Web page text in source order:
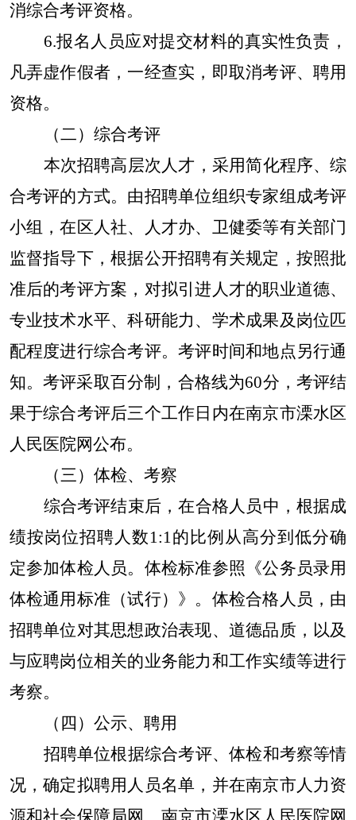
消综合考评资格。
6.报名人员应对提交材料的真实性负责，
凡弄虚作假者，一经查实，即取消考评、聘用
资格。
（二）综合考评
本次招聘高层次人才，采用简化程序、综
合考评的方式。由招聘单位组织专家组成考评
小组，在区人社、人才办、卫健委等有关部门
监督指导下，根据公开招聘有关规定，按照批
准后的考评方案，对拟引进人才的职业道德、
专业技术水平、科研能力、学术成果及岗位匹
配程度进行综合考评。考评时间和地点另行通
知。考评采取百分制，合格线为60分，考评结
果于综合考评后三个工作日内在南京市溧水区
人民医院网公布。
（三）体检、考察
综合考评结束后，在合格人员中，根据成
绩按岗位招聘人数1:1的比例从高分到低分确
定参加体检人员。体检标准参照《公务员录用
体检通用标准（试行）》。体检合格人员，由
招聘单位对其思想政治表现、道德品质，以及
与应聘岗位相关的业务能力和工作实绩等进行
考察。
（四）公示、聘用
招聘单位根据综合考评、体检和考察等情
况，确定拟聘用人员名单，并在南京市人力资
源和社会保障局网、南京市溧水区人民医院网